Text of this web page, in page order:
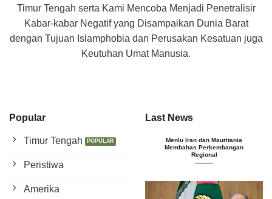
Timur Tengah serta Kami Mencoba Menjadi Penetralisir
Kabar-kabar Negatif yang Disampaikan Dunia Barat
dengan Tujuan Islamphobia dan Perusakan Kesatuan juga
Keutuhan Umat Manusia.
Popular
Timur Tengah
Peristiwa
Amerika
Last News
Menlu Iran dan Mauritania
Membahas Perkembangan
Regional